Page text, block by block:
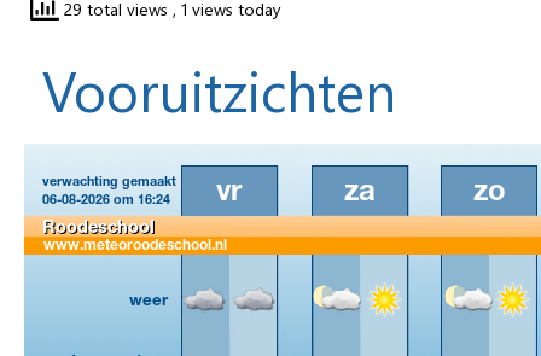
29 total views , 1 views today
Vooruitzichten